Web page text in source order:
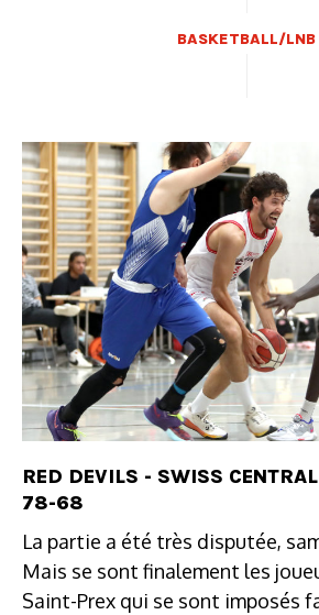
BASKETBALL/LNB
RED DEVILS - SWISS
78-68
La partie a été très disputée,
Mais se sont finalement les
Saint-Prex qui se sont imposés